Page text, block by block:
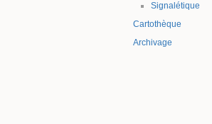
Signalétique
Cartothèque
Archivage